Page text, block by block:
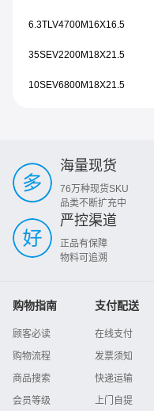
6.3TLV4700M16X16.5
35SEV2200M18X21.5
10SEV6800M18X21.5
海量现货
76万种现货SKU
品类不断扩充中
严控渠道
正品有保障
物料可追溯
购物指南
顾客必读
购物流程
商品搜索
会员等级
支付配送
在线支付
发票须知
快递运输
上门自提